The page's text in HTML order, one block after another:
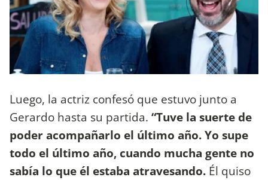
Luego, la actriz confesó que estuvo junto a
Gerardo hasta su partida. “Tuve la suerte de
poder acompañarlo el último año. Yo supe
todo el último año, cuando mucha gente no
sabía lo que él estaba atravesando. Él quiso